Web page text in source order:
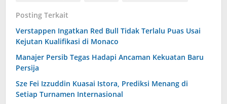
Posting Terkait
Verstappen Ingatkan Red Bull Tidak Terlalu Puas Usai
Kejutan Kualifikasi di Monaco
Manajer Persib Tegas Hadapi Ancaman Kekuatan Baru
Persija
Sze Fei Izzuddin Kuasai Istora, Prediksi Menang di
Setiap Turnamen Internasional